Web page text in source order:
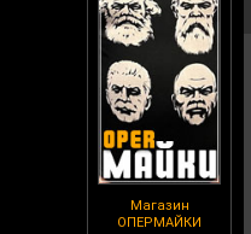
Магазин
ОПЕРМАЙКИ